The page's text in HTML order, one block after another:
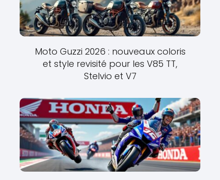
Moto Guzzi 2026 : nouveaux coloris
et style revisité pour les V85 TT,
Stelvio et V7